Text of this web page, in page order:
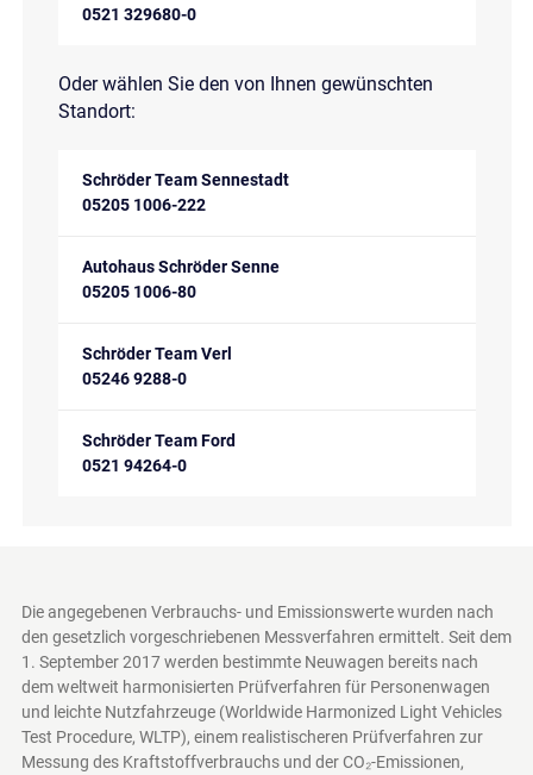
0521 329680-0
Oder wählen Sie den von Ihnen gewünschten
Standort:
Schröder Team Sennestadt
05205 1006-222
Autohaus Schröder Senne
05205 1006-80
Schröder Team Verl
05246 9288-0
Schröder Team Ford
0521 94264-0
Die angegebenen Verbrauchs- und Emissionswerte wurden nach
den gesetzlich vorgeschriebenen Messverfahren ermittelt. Seit dem
1. September 2017 werden bestimmte Neuwagen bereits nach
dem weltweit harmonisierten Prüfverfahren für Personenwagen
und leichte Nutzfahrzeuge (Worldwide Harmonized Light Vehicles
Test Procedure, WLTP), einem realistischeren Prüfverfahren zur
Messung des Kraftstoffverbrauchs und der CO₂-Emissionen,